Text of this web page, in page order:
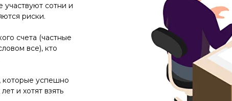
сотни и
риски.
счета (частные
все), кто
успешно
и хотят взять